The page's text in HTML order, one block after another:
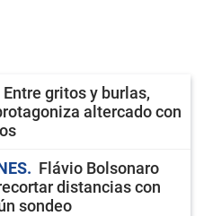
Entre gritos y burlas,
altercado con
Flávio Bolsonaro
distancias con
sondeo